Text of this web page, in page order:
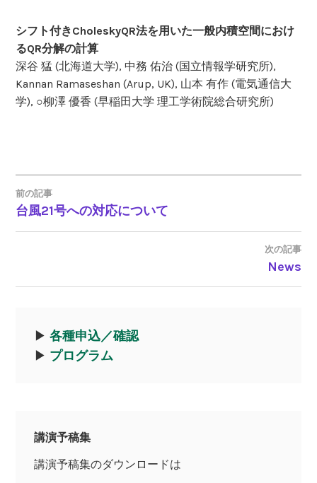
シフト付きCholeskyQR法を用いた一般内積空間におけ
るQR分解の計算
深谷 猛 (北海道大学), 中務 佑治 (国立情報学研究所),
Kannan Ramaseshan (Arup, UK), 山本 有作 (電気通信大
学), ○柳澤 優香 (早稲田大学 理工学術院総合研究所)
投
ナ
ゲ
シ
ョ
前の記事
台風21号への対応について
次の記事
News
▶︎ 各種申込／確認
▶︎ プログラム
講演予稿集
講演予稿集のダウンロードは